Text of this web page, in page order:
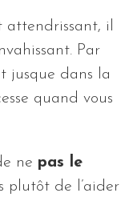
attendrissant, il
Par
jusque dans la
quand vous
ne pas le
plutôt de l’aider